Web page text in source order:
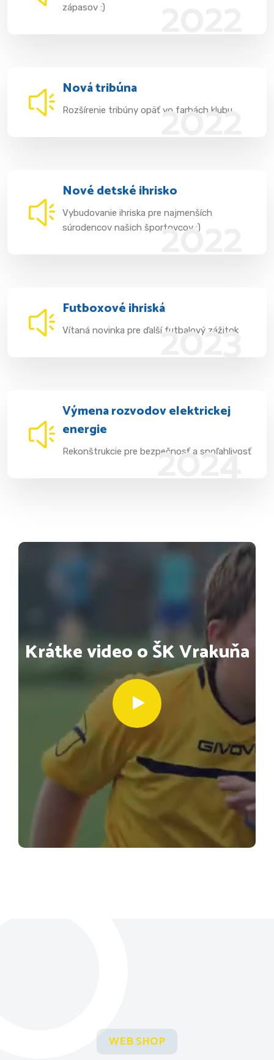
zápasov :)
2022
Nová tribúna
Rozšírenie tribúny opäť vo farbách klubu
2022
Nové detské ihrisko
Vybudovanie ihriska pre najmenších
súrodencov našich športovcov :)
2023
Futboxové ihriská
Vítaná novinka pre ďalší futbalový zážitok
2024
Výmena rozvodov elektrickej
energie
Rekonštrukcie pre bezpečnosť a spoľahlivosť
Krátke video o ŠK Vrakuňa
WEB SHOP